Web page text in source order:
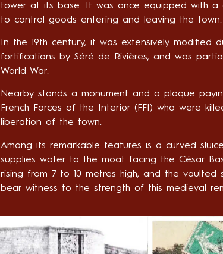
tower at its base. It was once equipped with a
to control goods entering and leaving the town.
In the 19th century, it was extensively modified
fortifications by Séré de Rivières, and was
World War.
Nearby stands a monument and a plaque
French Forces of the Interior (FFI) who were
liberation of the town.
Among its remarkable features is a curved
supplies water to the moat facing the César
rising from 7 to 10 metres high, and the
bear witness to the strength of this medieval